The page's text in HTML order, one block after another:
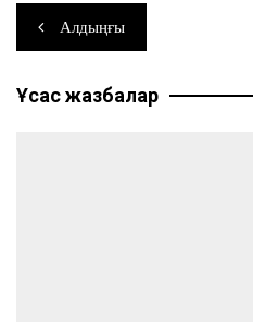
Навигация
по
записям
Алдыңғы
Ұқсас жазбалар